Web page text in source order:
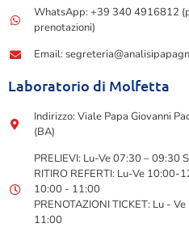
WhatsApp: +39 340 4916812
prenotazioni)
Email:
Laboratorio di Molfetta
Indirizzo: Viale Papa Giovanni
(BA)
PRELIEVI: Lu-Ve 07:30 – 09:30
RITIRO REFERTI: Lu-Ve
10:00 - 11:00
PRENOTAZIONI TICKET: Lu -
11:00